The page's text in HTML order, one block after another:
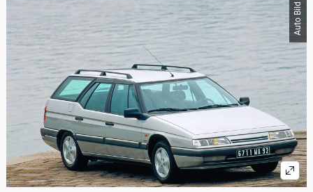
Auto Bild